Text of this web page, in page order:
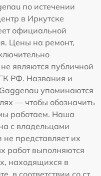
по истечении
в Иркутске
официальной
Цены на ремонт,
являются публичной
РФ. Названия и
упоминаются
— чтобы обозначить
работаем. Наша
с владельцами
представляет их
работ выполняются
находящихся в
в соответствии со ст.